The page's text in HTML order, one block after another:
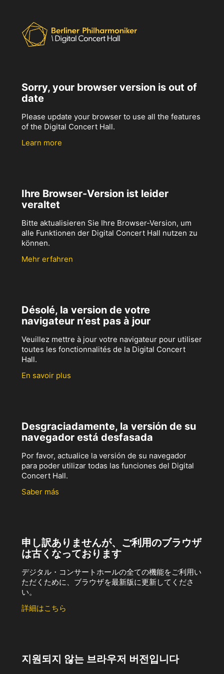
Sorry, your browser version is out of
date
Please update your browser to use all the features
of the Digital Concert Hall.
Learn more
Ihre Browser-Version ist leider
veraltet
Bitte aktualisieren Sie Ihre Browser-Version, um
alle Funktionen der Digital Concert Hall nutzen zu
können.
Mehr erfahren
Désolé, la version de votre
navigateur n’est pas à jour
Veuillez mettre à jour votre navigateur pour utiliser
toutes les fonctionnalités de la Digital Concert
Hall.
En savoir plus
Desgraciadamente, la versión de su
navegador está desfasada
Por favor, actualice la versión de su navegador
para poder utilizar todas las funciones del Digital
Concert Hall.
Saber más
申し訳ありませんが、ご利用のブラウザ
は古くなっております
デジタル・コンサートホールの全ての機能をご利用い
ただくために、ブラウザを最新版に更新してくださ
い。
詳細はこちら
지원되지 않는 브라우저 버전입니다